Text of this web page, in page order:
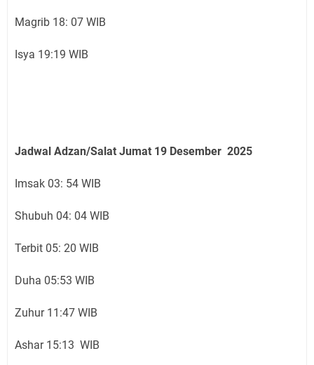
Magrib 18: 07 WIB
Isya 19:19 WIB
Jadwal Adzan/Salat Jumat 19 Desember 2025
Imsak 03: 54 WIB
Shubuh 04: 04 WIB
Terbit 05: 20 WIB
Duha 05:53 WIB
Zuhur 11:47 WIB
Ashar 15:13 WIB